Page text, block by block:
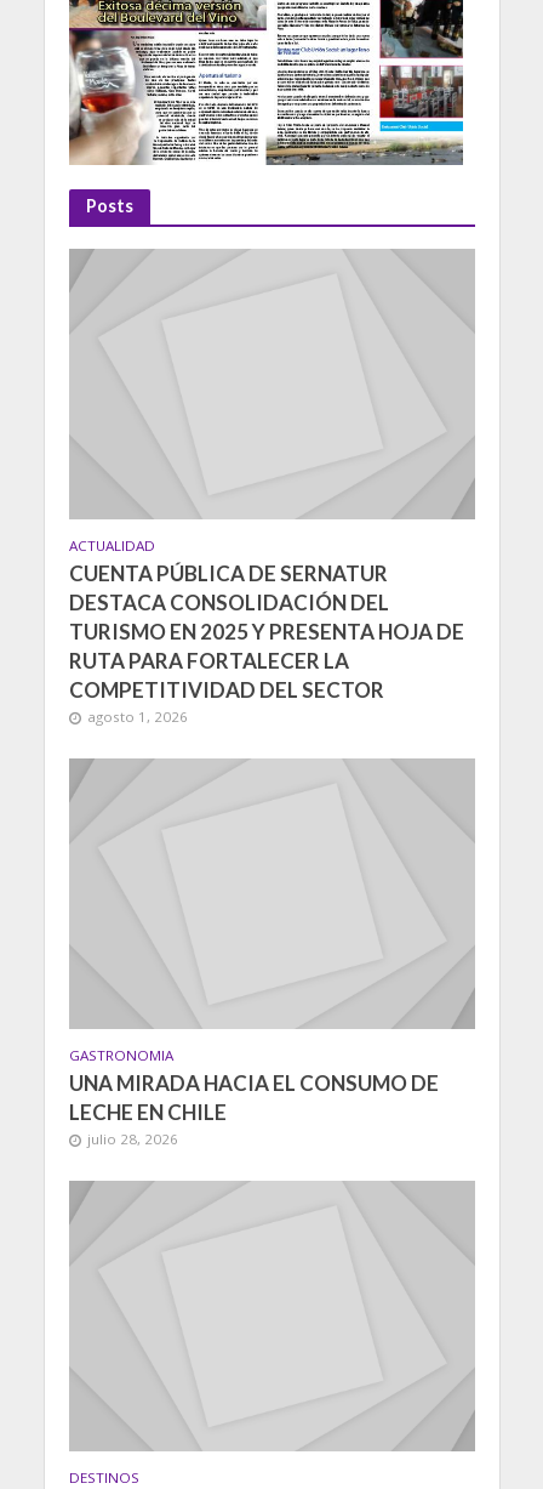
Posts
ACTUALIDAD
CUENTA PÚBLICA DE SERNATUR
DESTACA CONSOLIDACIÓN DEL
TURISMO EN 2025 Y PRESENTA HOJA DE
RUTA PARA FORTALECER LA
COMPETITIVIDAD DEL SECTOR
agosto 1, 2026
GASTRONOMIA
UNA MIRADA HACIA EL CONSUMO DE
LECHE EN CHILE
julio 28, 2026
DESTINOS